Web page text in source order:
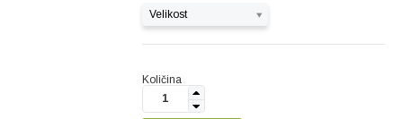
Velikost
Količina
1